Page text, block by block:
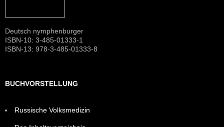
Deutsch nymphenburger
ISBN-10: 3-485-01333-1
ISBN-13: 978-3-485-01333-8
BUCHVORSTELLUNG
Russische Volksmedizin